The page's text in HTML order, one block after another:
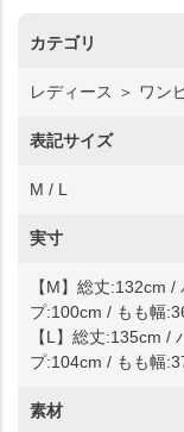
カテゴリ
レディース ＞ ワン
表記サイズ
M / L
実寸
【M】総丈:132cm
プ:100cm / もも幅
【L】総丈:135cm /
プ:104cm / もも幅
素材